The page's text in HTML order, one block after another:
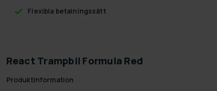
Flexibla betalningssätt
React Trampbil Formula Red
Produktinformation